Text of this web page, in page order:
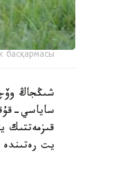
басқармасы
ساياسي-
قىزمەتتىك
يت رەتىندە